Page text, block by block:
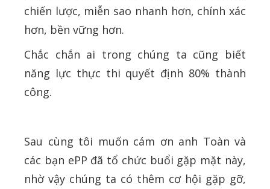
chiến lược, miễn sao nhanh hơn, chính xác
hơn, bền vững hơn.
Chắc chắn ai trong chúng ta cũng biết
năng lực thực thi quyết định 80% thành
công.
Sau cùng tôi muốn cám ơn anh Toàn và
các bạn ePP đã tổ chức buổi gặp mặt này,
nhờ vậy chúng ta có thêm cơ hội gặp gỡ,